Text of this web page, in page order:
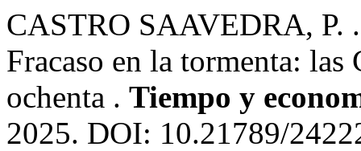
CASTRO SAAVEDRA,
Fracaso en la tormenta: las
ochenta . Tiempo y
2025. DOI: 10.21789/